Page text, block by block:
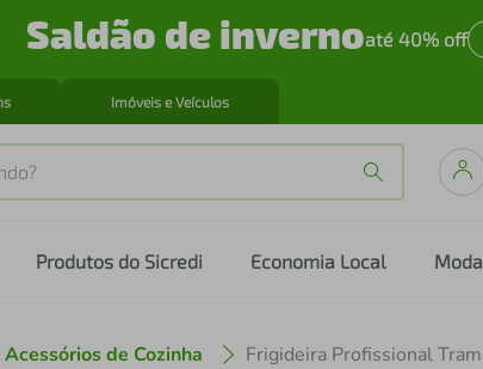
Saldão de invernoaté 40% off
Imóveis e Veículos
Produtos do Sicredi Economia Local Moda
Acessórios de Cozinha